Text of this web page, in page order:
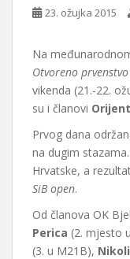
23. ožujka 2015
Na
Otvoreno
vikenda (21.-22.
su i članovi
Prvog dana
na dugim
Hrvatske, a
SiB open.
Od članova OK
Perica (2. mjesto
(3. u M21B),